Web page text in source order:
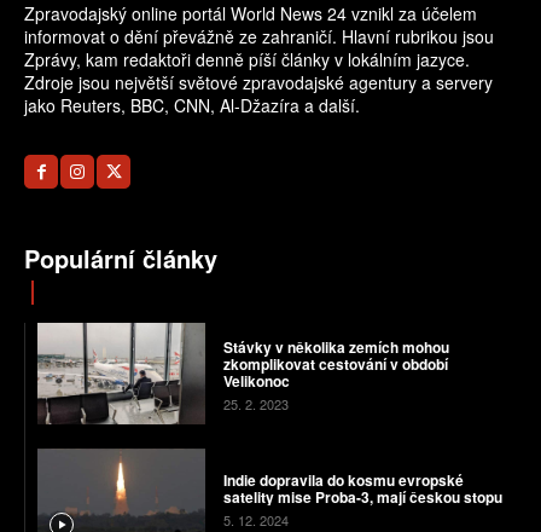
Zpravodajský online portál World News 24 vznikl za účelem
informovat o dění převážně ze zahraničí. Hlavní rubrikou jsou
Zprávy, kam redaktoři denně píší články v lokálním jazyce.
Zdroje jsou největší světové zpravodajské agentury a servery
jako Reuters, BBC, CNN, Al-Džazíra a další.
Populární články
Stávky v několika zemích mohou
zkomplikovat cestování v období
Velikonoc
25. 2. 2023
Indie dopravila do kosmu evropské
satelity mise Proba-3, mají českou stopu
5. 12. 2024